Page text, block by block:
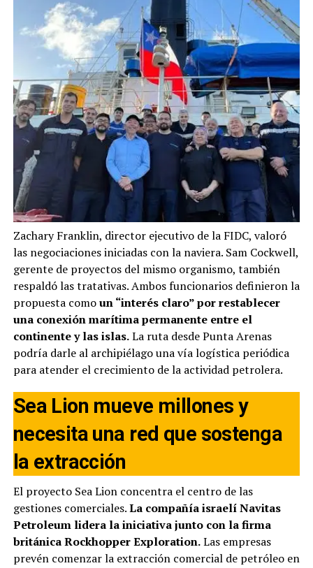
Zachary Franklin, director ejecutivo de la FIDC, valoró
las negociaciones iniciadas con la naviera. Sam Cockwell,
gerente de proyectos del mismo organismo, también
respaldó las tratativas. Ambos funcionarios definieron la
propuesta comoun “interés claro” por restablecer
una conexión marítima permanente entre el
continente y las islas.La ruta desde Punta Arenas
podría darle al archipiélago una vía logística periódica
para atender el crecimiento de la actividad petrolera.
Sea Lion mueve millones y
necesita una red que sostenga
la extracción
El proyecto Sea Lion concentra el centro de las
gestiones comerciales.La compañía israelí Navitas
Petroleum lidera la iniciativa junto con la firma
británica Rockhopper Exploration.Las empresas
prevén comenzar la extracción comercial de petróleo en